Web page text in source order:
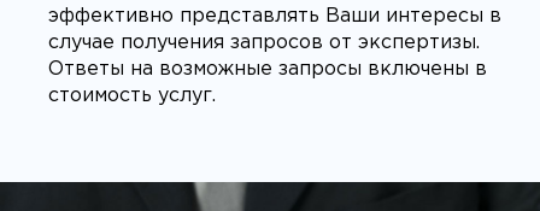
эффективно представлять Ваши интересы в
случае получения запросов от экспертизы.
Ответы на возможные запросы включены в
стоимость услуг.